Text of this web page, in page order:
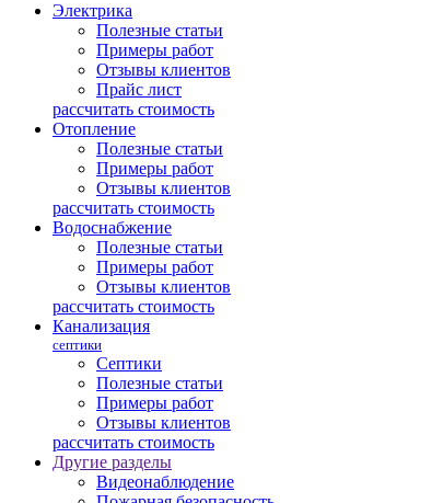
Электрика
Полезные статьи
Примеры работ
Отзывы клиентов
Прайс лист
рассчитать стоимость
Отопление
Полезные статьи
Примеры работ
Отзывы клиентов
рассчитать стоимость
Водоснабжение
Полезные статьи
Примеры работ
Отзывы клиентов
рассчитать стоимость
Канализация
септики
Септики
Полезные статьи
Примеры работ
Отзывы клиентов
рассчитать стоимость
Другие разделы
Видеонаблюдение